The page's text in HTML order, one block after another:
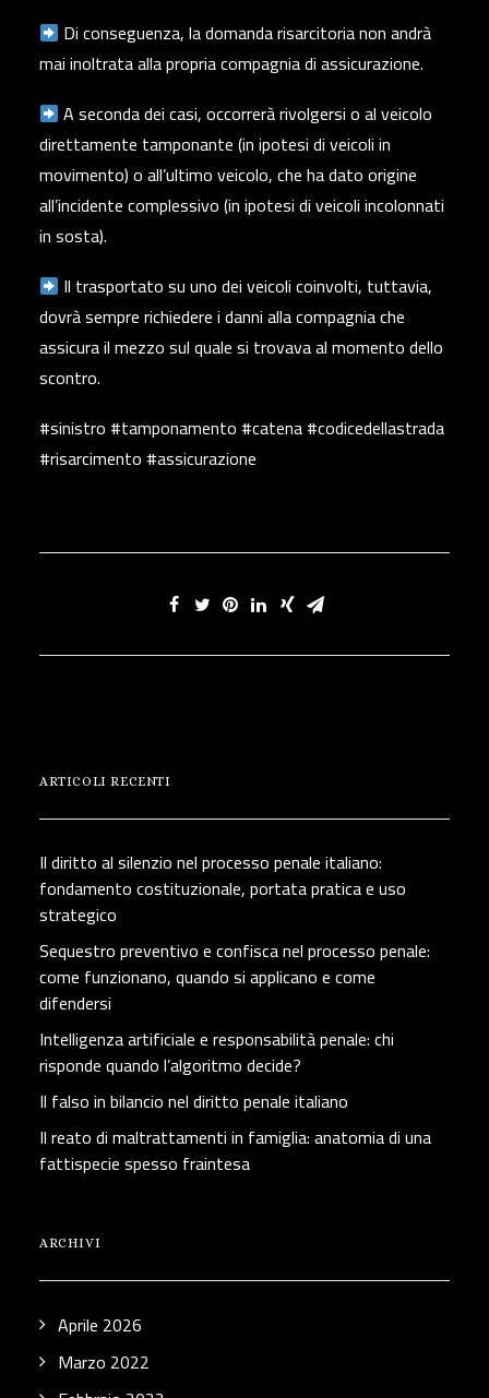
Di conseguenza, la domanda risarcitoria non andrà
mai inoltrata alla propria compagnia di assicurazione.
A seconda dei casi, occorrerà rivolgersi o al veicolo
direttamente tamponante (in ipotesi di veicoli in
movimento) o all’ultimo veicolo, che ha dato origine
all’incidente complessivo (in ipotesi di veicoli incolonnati
in sosta).
Il trasportato su uno dei veicoli coinvolti, tuttavia,
dovrà sempre richiedere i danni alla compagnia che
assicura il mezzo sul quale si trovava al momento dello
scontro.
#sinistro #tamponamento #catena #codicedellastrada
#risarcimento #assicurazione
ARTICOLI RECENTI
Il diritto al silenzio nel processo penale italiano:
fondamento costituzionale, portata pratica e uso
strategico
Sequestro preventivo e confisca nel processo penale:
come funzionano, quando si applicano e come
difendersi
Intelligenza artificiale e responsabilità penale: chi
risponde quando l’algoritmo decide?
Il falso in bilancio nel diritto penale italiano
Il reato di maltrattamenti in famiglia: anatomia di una
fattispecie spesso fraintesa
ARCHIVI
Aprile 2026
Marzo 2022